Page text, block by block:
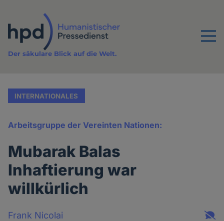
Inhalt
Menu
Der säkulare Blick auf die Welt.
INTERNATIONALES
Arbeitsgruppe der Vereinten Nationen:
Mubarak Balas
Inhaftierung war
willkürlich
Frank Nicolai